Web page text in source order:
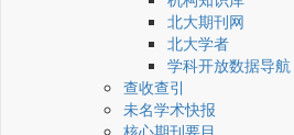
北大期刊网
北大学者
学科开放数据导航
查收查引
未名学术快报